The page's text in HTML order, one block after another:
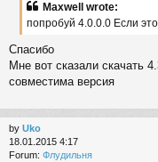
Maxwell wrote:
попробуй 4.0.0.0 Если
Спасибо
Мне вот сказали скачать
совместима версия
by Uko
18.01.2015 4:17
Forum: Флудильня